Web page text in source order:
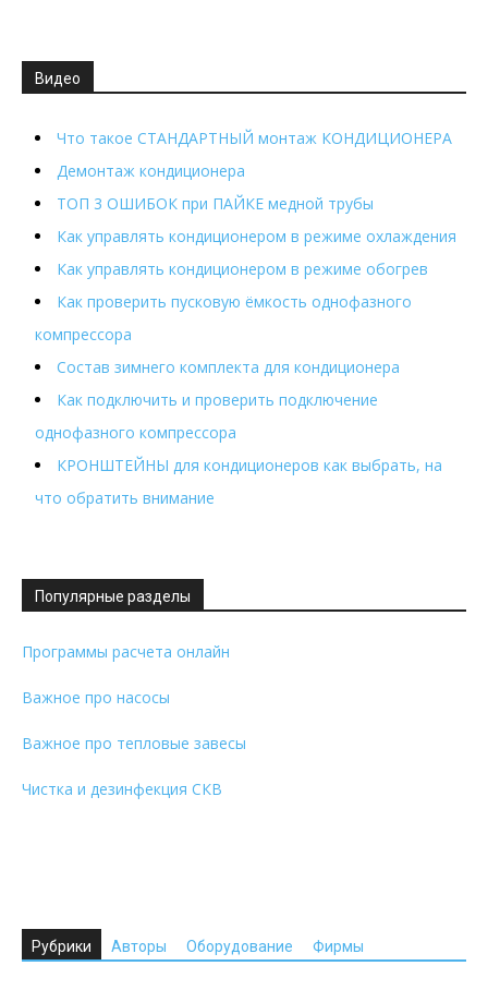
Видео
Что такое СТАНДАРТНЫЙ монтаж КОНДИЦИОНЕРА
Демонтаж кондиционера
ТОП 3 ОШИБОК при ПАЙКЕ медной трубы
Как управлять кондиционером в режиме охлаждения
Как управлять кондиционером в режиме обогрев
Как проверить пусковую ёмкость однофазного
компрессора
Состав зимнего комплекта для кондиционера
Как подключить и проверить подключение
однофазного компрессора
КРОНШТЕЙНЫ для кондиционеров как выбрать, на
что обратить внимание
Популярные разделы
Программы расчета онлайн
Важное про насосы
Важное про тепловые завесы
Чистка и дезинфекция СКВ
Рубрики Авторы Оборудование Фирмы